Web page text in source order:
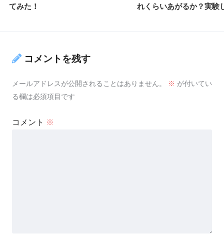
てみた！
れくらいあがるか？実験
コメントを残す
メールアドレスが公開されることはありません。 ※ が付いてい
る欄は必須項目です
コメント ※